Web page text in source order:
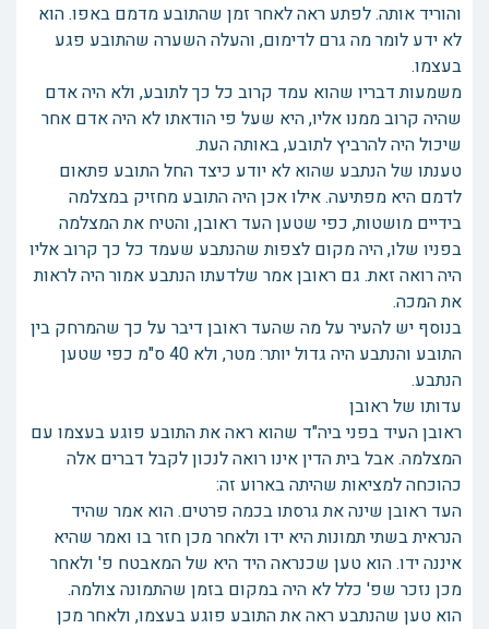
והוריד אותה. לפתע ראה לאחר זמן שהתובע מדמם באפו. הוא
לא ידע לומר מה גרם לדימום, והעלה השערה שהתובע פגע
בעצמו.
משמעות דבריו שהוא עמד קרוב כל כך לתובע, ולא היה אדם
שהיה קרוב ממנו אליו, היא שעל פי הודאתו לא היה אדם אחר
שיכול היה להרביץ לתובע, באותה העת.
טענתו של הנתבע שהוא לא יודע כיצד החל התובע פתאום
לדמם היא מפתיעה. אילו אכן היה התובע מחזיק במצלמה
בידיים מושטות, כפי שטען העד ראובן, והטיח את המצלמה
בפניו שלו, היה מקום לצפות שהנתבע שעמד כל כך קרוב אליו
היה רואה זאת. גם ראובן אמר שלדעתו הנתבע אמור היה לראות
את המכה.
בנוסף יש להעיר על מה שהעד ראובן דיבר על כך שהמרחק בין
התובע והנתבע היה גדול יותר: מטר, ולא 40 ס"מ כפי שטען
הנתבע.
עדותו של ראובן
ראובן העיד בפני ביה"ד שהוא ראה את התובע פוגע בעצמו עם
המצלמה. אבל בית הדין אינו רואה לנכון לקבל דברים אלה
כהוכחה למציאות שהיתה בארוע זה:
העד ראובן שינה את גרסתו בכמה פרטים. הוא אמר שהיד
הנראית בשתי תמונות היא ידו ולאחר מכן חזר בו ואמר שהיא
איננה ידו. הוא טען שכנראה היד היא של המאבטח פ' ולאחר
מכן נזכר שפ' כלל לא היה במקום בזמן שהתמונה צולמה.
הוא טען שהנתבע ראה את התובע פוגע בעצמו, ולאחר מכן